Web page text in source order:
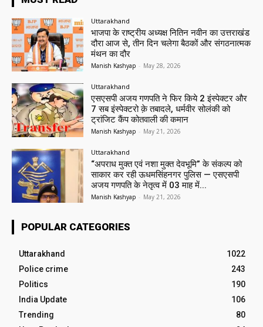
Uttarakhand
भाजपा के राष्ट्रीय अध्यक्ष नितिन नवीन का उत्तराखंड
दौरा आज से, तीन दिन चलेगा बैठकों और संगठनात्मक
मंथन का दौर
Manish Kashyap - May 28, 2026
Uttarakhand
एसएसपी अजय गणपति ने फिर किये 2 इंस्पेक्टर और
7 सब इंस्पेक्टरो क़े तबादले, धर्मवीर सोलंकी को
ट्रांजिट कैंप कोतवाली की कमान
Manish Kashyap - May 21, 2026
Uttarakhand
“अपराध मुक्त एवं नशा मुक्त देवभूमि” के संकल्प को
साकार कर रही ऊधमसिंहनगर पुलिस — एसएसपी
अजय गणपति के नेतृत्व में 03 माह में...
Manish Kashyap - May 21, 2026
POPULAR CATEGORIES
Uttarakhand
1022
Police crime
243
Politics
190
India Update
106
Trending
80